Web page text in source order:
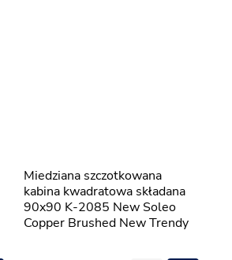
Miedziana szczotkowana
kabina kwadratowa składana
90x90 K-2085 New Soleo
Copper Brushed New Trendy